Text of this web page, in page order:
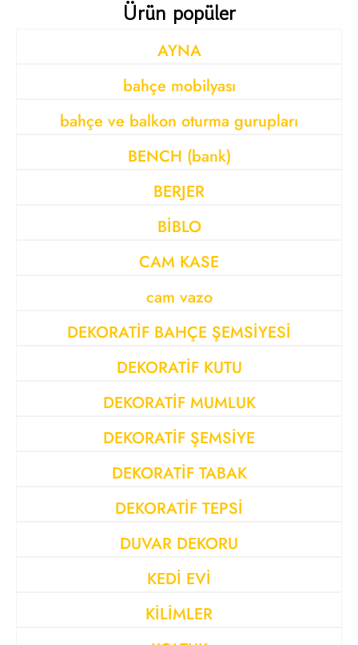
Ürün popüler
AYNA
bahçe mobilyası
bahçe ve balkon oturma gurupları
BENCH (bank)
BERJER
BİBLO
CAM KASE
cam vazo
DEKORATİF BAHÇE ŞEMSİYESİ
DEKORATİF KUTU
DEKORATİF MUMLUK
DEKORATİF ŞEMSİYE
DEKORATİF TABAK
DEKORATİF TEPSİ
DUVAR DEKORU
KEDİ EVİ
KİLİMLER